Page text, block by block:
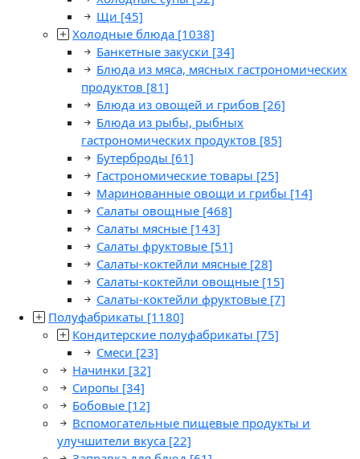
Щи [45]
Холодные блюда [1038]
Банкетные закуски [34]
Блюда из мяса, мясных гастрономических
продуктов [81]
Блюда из овощей и грибов [26]
Блюда из рыбы, рыбных
гастрономических продуктов [85]
Бутерброды [61]
Гастрономические товары [25]
Маринованные овощи и грибы [14]
Салаты овощные [468]
Салаты мясные [143]
Салаты фруктовые [51]
Салаты-коктейли мясные [28]
Салаты-коктейли овощные [15]
Салаты-коктейли фруктовые [7]
Полуфабрикаты [1180]
Кондитерские полуфабрикаты [75]
Смеси [23]
Начинки [32]
Сиропы [34]
Бобовые [12]
Вспомогательные пищевые продукты и
улучшители вкуса [22]